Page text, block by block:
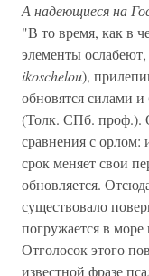
А надеющиеся на
"В то время, как в
элементы
ikoschelou),
обновятся силами
(Толк. СПб. проф.).
сравнения с орлом:
срок меняет свои
обновляется.
существовало
погружается в
Отголосок этого
известной фразе